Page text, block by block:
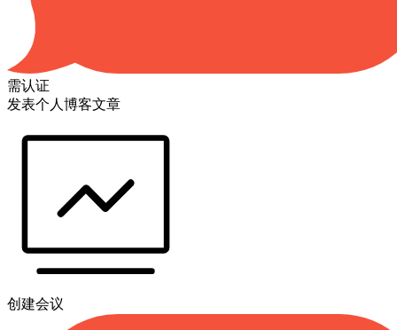
需认证
发表个人博客文章
创建会议